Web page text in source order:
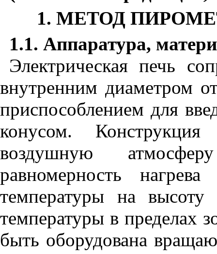
1. МЕТОД
1.1. Аппаратура,
Электрическая печь
внутренним диаметром
приспособлением для
конусом.
воздушную
равномерность
температуры на
температуры в пределах
быть оборудована